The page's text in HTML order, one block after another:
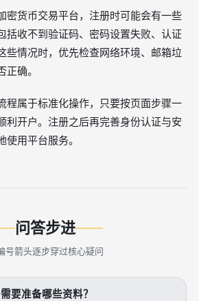
密货币交易平台，注册时可能会有一些
括收不到验证码、密码设置失败、认证
些情况时，优先检查网络环境、邮箱垃
确。
程属于标准化操作，只要按页面步骤一
利开户。注册之后再完善身份认证与安
用平台服务。
问答步进
号箭头逐步穿过核心疑问
要准备哪些资料？